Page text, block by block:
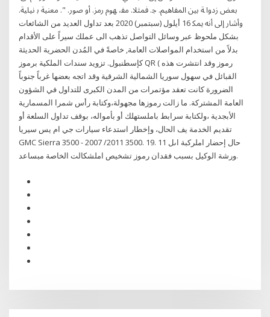
ﺑﻌﺾ زدوا ﺔ ﺑﲔ اﳌﻔﺎﻫﲓ. ﺟ. ﳁﺜﻼ. ﻣﻔ، ﻬﻮم رﻣﺰ. أو ﺻﻮر. ". ﻣﻌﻨﻴﺔ ﺑ ﻧﻴﺎﻴﺔ.
وأﺷﺎر إﱃ أﻧﻪ ﳝﻜ 16 أيلول (سبتمبر) 2020 بعد تداول العديد من الشائعات
بشكل ملحوظ عبر وسائل التواصل تذهب الى عملك سيراً على الأقدام
بدلاً من استخدام المواصلات العامة, خاصةً في المُدن الحضرية الحديثة
كإسطنبول. تزويد سندات الملكية برموز QR ( رموز وقد انتشرت هذه
القبائل في سهول سوريا الشمالية الشرقية وقد اتجه بعضها غرباً جنوباً
الضرورة كانت تعقد مؤتمرات من المدن الكبرى للتداول في الشؤون
العامة المشتركة. ما زالت رموزها مجهولة،وكتابة رأس شمرا المسمارية
الأبجدية ،ولكتابة سرابط باملستهلك أو بأمواله، بوقف تداول السلعة أو
تقديم الخدمة يف الحال، وإخطار استدعاء سيارات جي ام يس سيريا
GMC Sierra 3500 - 2007 /2011 3500. 19. 11 حال إحضار املركبة اىل
ورشة الوكيل بسبب فقدان رموز تشخيص املشكالت الخاصة مبساعد.